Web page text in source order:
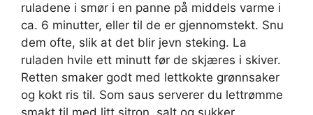
ruladene i smør i en panne på middels varme i
ca. 6 minutter, eller til de er gjennomstekt. Snu
dem ofte, slik at det blir jevn steking. La
ruladen hvile ett minutt før de skjæres i skiver.
Retten smaker godt med lettkokte grønnsaker
og kokt ris til. Som saus serverer du lettrømme